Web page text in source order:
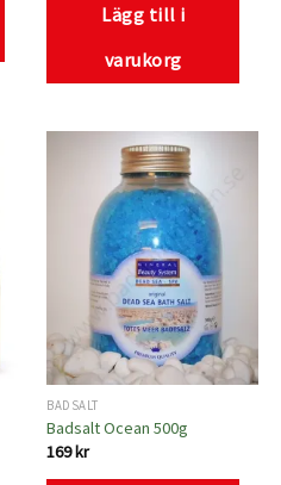
Lägg till i
varukorg
Lägg
till i
önskelistan
BADSALT
Badsalt Ocean 500g
169kr